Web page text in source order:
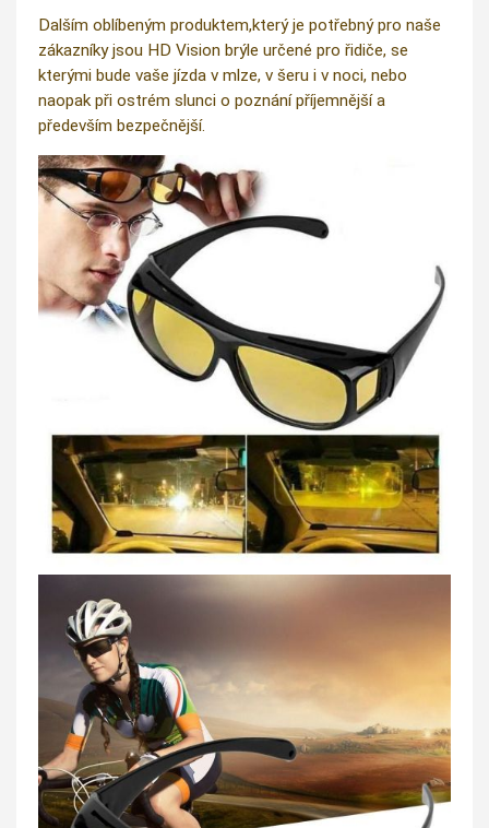
Dalším oblíbeným produktem,který je potřebný pro naše
zákazníky jsou HD Vision brýle určené pro řidiče, se
kterými bude vaše jízda v mlze, v šeru i v noci, nebo
naopak při ostrém slunci o poznání příjemnější a
především bezpečnější.